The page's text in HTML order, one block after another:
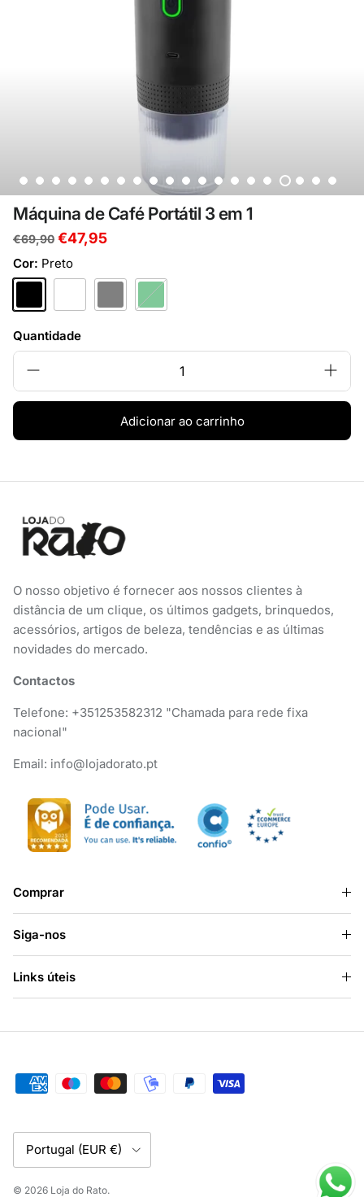
Máquina de Café Portátil 3 em 1
€69,90 €47,95
Cor: Preto
Preto
Branco Cinza Verde
Quantidade
Adicionar ao carrinho
O nosso objetivo é fornecer aos nossos clientes à
distância de um clique, os últimos gadgets, brinquedos,
acessórios, artigos de beleza, tendências e as últimas
novidades do mercado.
Contactos
Telefone: +351253582312 "Chamada para rede fixa
nacional"
Email: info@lojadorato.pt
Comprar
Siga-nos
Links úteis
País/Região
Portugal (EUR €)
© 2026 Loja do Rato.